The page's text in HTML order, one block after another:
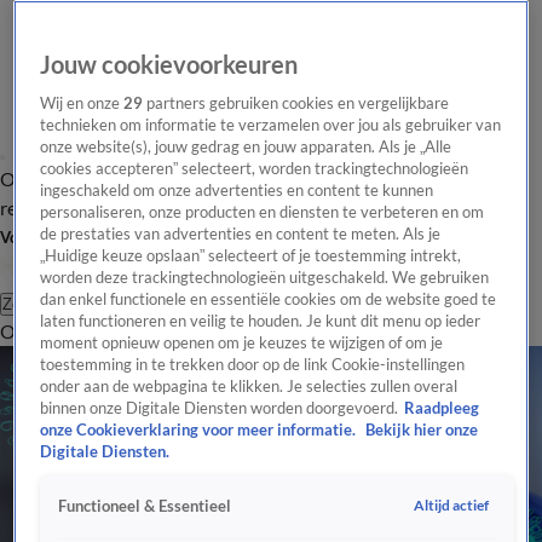
Overzicht Laatste nieuws Regionieuws Het beste van Hart
Tip de
redactie
Volg Hart van Nederland
Zoeken
OverzichtRegioUitzendingenWeerTip de redactiePanelVideo's
Jouw cookievoorkeuren
Wij en onze29 partners gebruiken cookies en vergelijkbare
technieken om informatie te verzamelen over jou als gebruiker van
onze website(s), jouw gedrag en jouw apparaten. Als je „Alle
cookies accepteren” selecteert, worden trackingtechnologieën
ingeschakeld om onze advertenties en content te kunnen
personaliseren, onze producten en diensten te verbeteren en om
de prestaties van advertenties en content te meten. Als je
„Huidige keuze opslaan” selecteert of je toestemming intrekt,
worden deze trackingtechnologieën uitgeschakeld. We gebruiken
dan enkel functionele en essentiële cookies om de website goed te
laten functioneren en veilig te houden. Je kunt dit menu op ieder
moment opnieuw openen om je keuzes te wijzigen of om je
toestemming in te trekken door op de link Cookie-instellingen
onder aan de webpagina te klikken. Je selecties zullen overal
binnen onze Digitale Diensten worden doorgevoerd. Raadpleeg
onze Cookieverklaring voor meer informatie.
Bekijk hier onze
Digitale Diensten.
Functioneel & Essentieel Altijd actief